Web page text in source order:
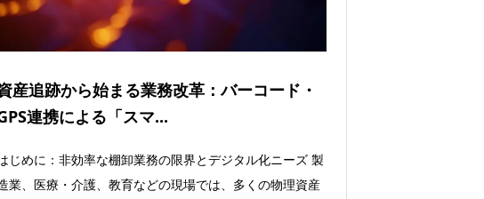
産追跡から始まる業務改革：バーコード・
連携による「スマ...
じめに：非効率な棚卸業務の限界とデジタル化ニーズ 製
業、医療・介護、教育などの現場では、多くの物理資産